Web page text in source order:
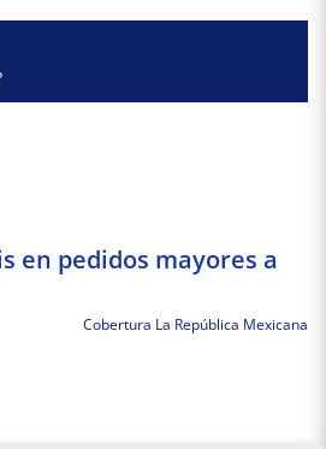
en pedidos mayores a
Cobertura La República Mexicana